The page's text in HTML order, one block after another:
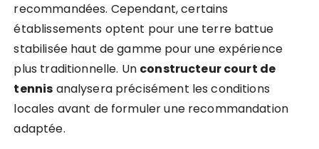
recommandées. Cependant, certains
établissements optent pour une terre battue
stabilisée haut de gamme pour une expérience
plus traditionnelle. Un constructeur court de
tennis analysera précisément les conditions
locales avant de formuler une recommandation
adaptée.